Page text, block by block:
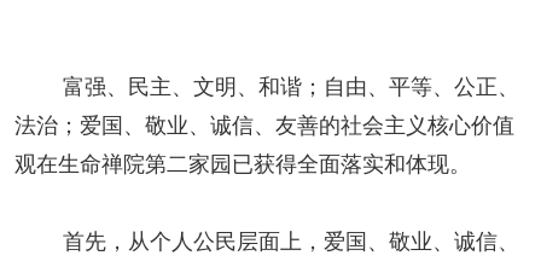
富强、民主、文明、和谐；自由、平等、公正、
法治；爱国、敬业、诚信、友善的社会主义核心价值
观在生命禅院第二家园已获得全面落实和体现。
首先，从个人公民层面上，爱国、敬业、诚信、